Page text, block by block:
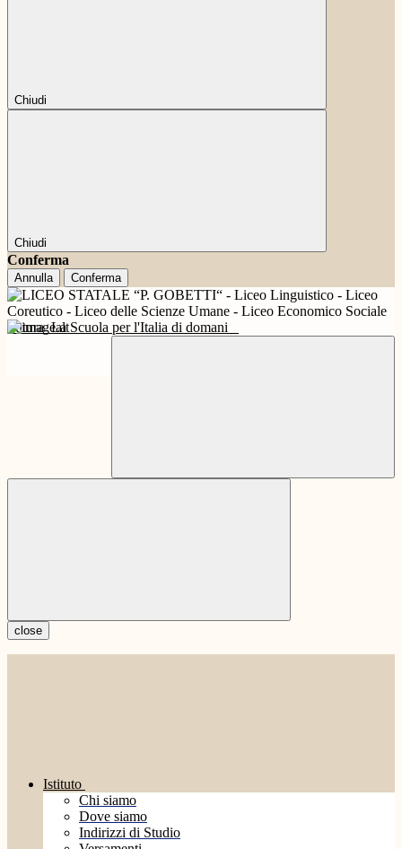
Chiudi
Chiudi
Conferma
Annulla Conferma
Futura La Scuola per l'Italia di domani
close
Istituto
Chi siamo
Dove siamo
Indirizzi di Studio